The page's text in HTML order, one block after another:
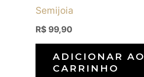
Semijoia
R$ 99,90
ADICIONAR AO
CARRINHO